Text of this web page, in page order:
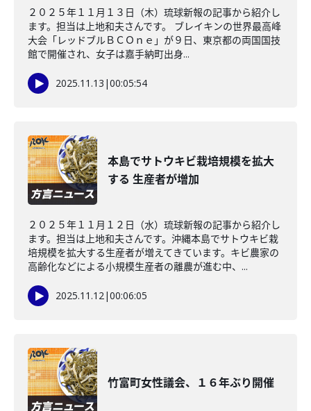
２０２５年１１月１３日（木）琉球新報の記事から紹介し
ます。担当は上地和夫さんです。 ブレイキンの世界最高峰
大会「レッドブルＢＣＯｎｅ」が９日、東京都の両国国技
館で開催され、女子は嘉手納町出身...
2025.11.13 |00:05:54
本島でサトウキビ栽培規模を拡大
する 生産者が増加
２０２５年１１月１２日（水）琉球新報の記事から紹介し
ます。担当は上地和夫さんです。沖縄本島でサトウキビ栽
培規模を拡大する生産者が増えてきています。キビ農家の
高齢化などによる小規模生産者の離農が進む中、...
2025.11.12|00:06:05
竹富町女性議会、１６年ぶり開催